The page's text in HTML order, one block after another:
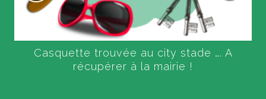
Casquette trouvée au city stade …. A
récupérer à la mairie !